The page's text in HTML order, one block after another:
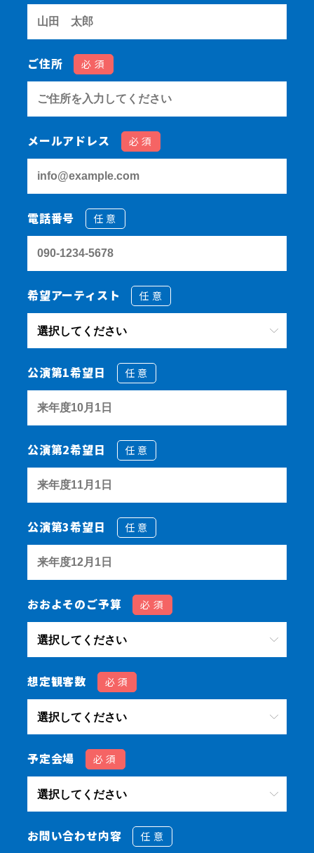
ご住所 必須
メールアドレス 必須
電話番号 任意
希望アーティスト 任意
公演第1希望日 任意
公演第2希望日 任意
公演第3希望日 任意
おおよそのご予算 必須
想定観客数 必須
予定会場 必須
お問い合わせ内容 任意